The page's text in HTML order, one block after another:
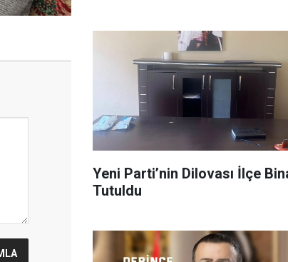
Yeni Parti’nin Dilovası İlçe Binası
Tutuldu